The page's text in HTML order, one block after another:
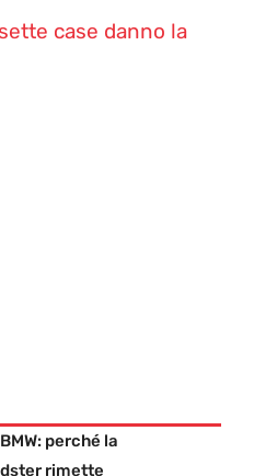
case danno la
perché la
rimette